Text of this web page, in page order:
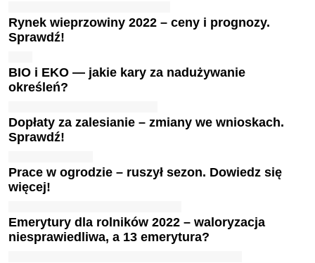
Rynek wieprzowiny 2022 – ceny i prognozy.
Sprawdź!
BIO i EKO — jakie kary za nadużywanie
określeń?
Dopłaty za zalesianie – zmiany we wnioskach.
Sprawdź!
Prace w ogrodzie – ruszył sezon. Dowiedz się
więcej!
Emerytury dla rolników 2022 – waloryzacja
niesprawiedliwa, a 13 emerytura?